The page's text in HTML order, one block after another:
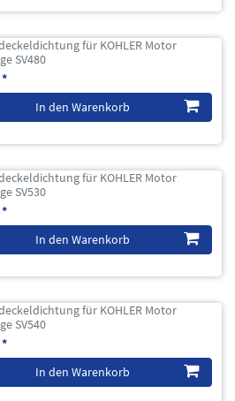
für KOHLER Motor
SV480
*
In den Warenkorb
für KOHLER Motor
SV530
*
In den Warenkorb
für KOHLER Motor
SV540
*
In den Warenkorb